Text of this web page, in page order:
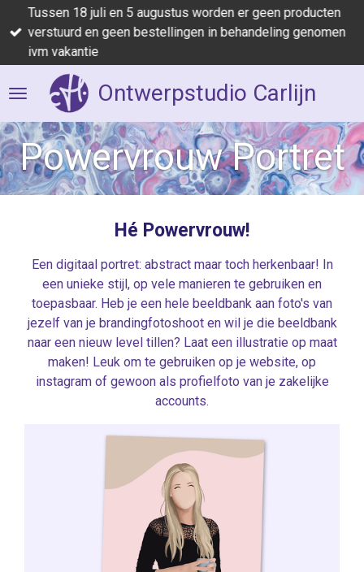
direct
naar
hoofdinhoud
Ontwerpstudio Carlijn
Tussen 18 juli en 5 augustus worden er geen producten
verstuurd en geen bestellingen in behandeling genomen
ivm vakantie
Powervrouw Portret
Hé Powervrouw!
Een digitaal portret: abstract maar toch herkenbaar! In
een unieke stijl, op vele manieren te gebruiken en
toepasbaar. Heb je een hele beeldbank aan foto's van
jezelf van je brandingfotoshoot en wil je die beeldbank
naar een nieuw level tillen? Laat een illustratie op maat
maken! Leuk om te gebruiken op je website, op
instagram of gewoon als profielfoto van je zakelijke
accounts.